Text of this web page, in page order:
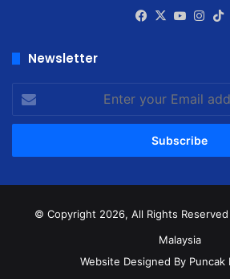
Facebook
X
Newsletter
your
Email
© Copyright 2026, All Rights Reserved
Malaysia
Website Designed By Puncak